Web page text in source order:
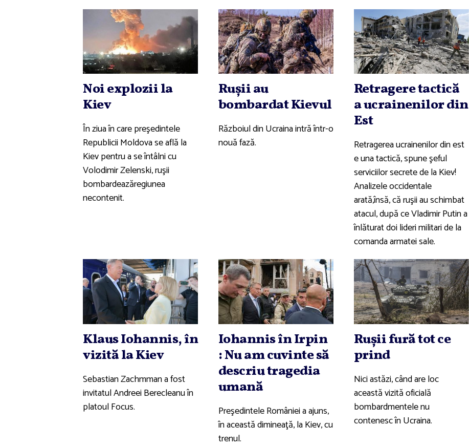
Noi explozii la
Kiev
În ziua în care preşedintele
Republicii Moldova se află la
Kiev pentru a se întâlni cu
Volodimir Zelenski, ruşii
bombardeazăregiunea
necontenit.
Ruşii au
bombardat Kievul
Războiul din Ucraina intră într-o
nouă fază.
Retragere tactică
a ucrainenilor din
Est
Retragerea ucrainenilor din est
e una tactică, spune şeful
serviciilor secrete de la Kiev!
Analizele occidentale
arată,însă, că ruşii au schimbat
atacul, după ce Vladimir Putin a
înlăturat doi lideri militari de la
comanda armatei sale.
Klaus Iohannis, în
vizită la Kiev
Sebastian Zachmman a fost
invitatul Andreei Berecleanu în
platoul Focus.
Iohannis în Irpin
: Nu am cuvinte să
descriu tragedia
umană
Preşedintele României a ajuns,
în această dimineaţă, la Kiev, cu
trenul.
Ruşii fură tot ce
prind
Nici astăzi, când are loc
această vizită oficială
bombardmentele nu
contenesc în Ucraina.